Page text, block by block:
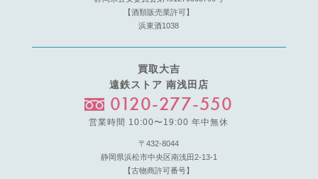
【酒類販売業許可】
浜東酒1038
買取大吉
遠鉄ストア 南浅田店
0120-277-550
営業時間 10:00〜19:00 年中無休
〒432-8044
静岡県浜松市中央区南浅田2-13-1
【古物商許可番号】